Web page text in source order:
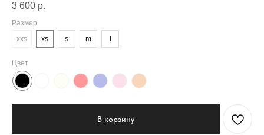
3 600 р.
Размер
xxs
xs s m
Цвет
В корзину